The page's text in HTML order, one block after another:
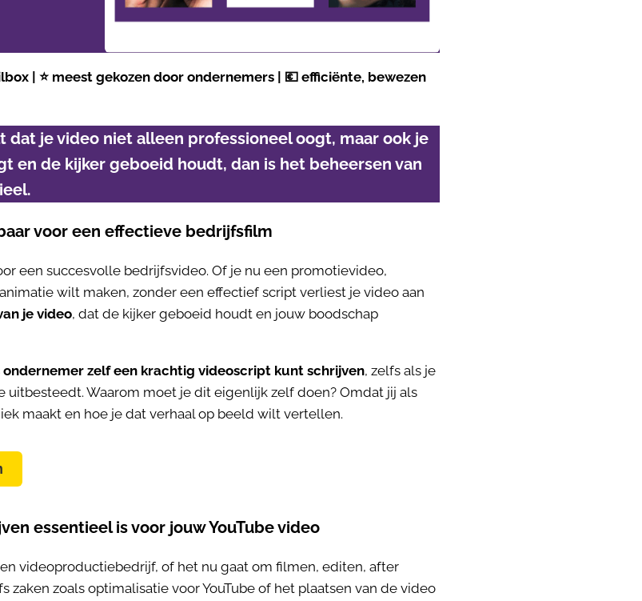
| ⭐ meest gekozen door ondernemers | 💶 efficiënte, bewezen
dat je video niet alleen professioneel oogt, maar ook je
en de kijker geboeid houdt, dan is het beheersen van
voor een effectieve bedrijfsfilm
een succesvolle bedrijfsvideo. Of je nu een promotievideo,
wilt maken, zonder een effectief script verliest je video aan
je video, dat de kijker geboeid houdt en jouw boodschap
ondernemer zelf een krachtig videoscript kunt schrijven, zelfs als je
Waarom moet je dit eigenlijk zelf doen? Omdat jij als
maakt en hoe je dat verhaal op beeld wilt vertellen.
essentieel is voor jouwYouTube video
videoproductiebedrijf, of het nu gaat om filmen, editen, after
zaken zoals optimalisatie voor YouTube of het plaatsen van de video